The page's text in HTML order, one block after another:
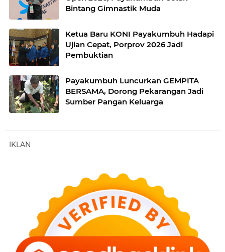
Bintang Gimnastik Muda
Ketua Baru KONI Payakumbuh Hadapi
Ujian Cepat, Porprov 2026 Jadi
Pembuktian
Payakumbuh Luncurkan GEMPITA
BERSAMA, Dorong Pekarangan Jadi
Sumber Pangan Keluarga
IKLAN